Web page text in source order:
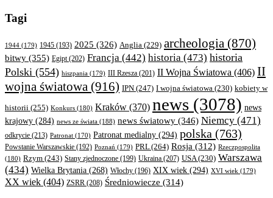
Tagi
1944 (179) 1945 (193) 2025 (326) Anglia (229) archeologia (870)
bitwy (355) Egipt(202) Francja (442) historia (473) historia
Polski (554) hiszpania (179) III Rzesza (201) II Wojna Światowa (406) II
wojna światowa (916) IPN (247) I wojna światowa (230) kobiety w
historii (255) Konkurs (180) Kraków (370) news (3078) news
krajowy (284) news ze świata (188) news światowy (346) Niemcy (471)
odkrycie (213) Patronat (170) Patronat medialny (294) polska (763)
Powstanie Warszawskie (192) Poznań (179) PRL(264) Rosja (312) Rzeczpospolita
(180) Rzym (243) Stany zjednoczone (199) Ukraina (207) USA(230) Warszawa
(434) Wielka Brytania (268) Włochy (196) XIX wiek (294) XVI wiek (179)
XX wiek (404) ZSRR (208) Średniowiecze (314)